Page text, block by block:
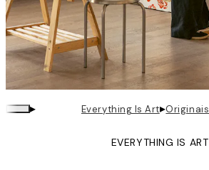
▸ Everything Is Art▸
EVERYTHING IS ART